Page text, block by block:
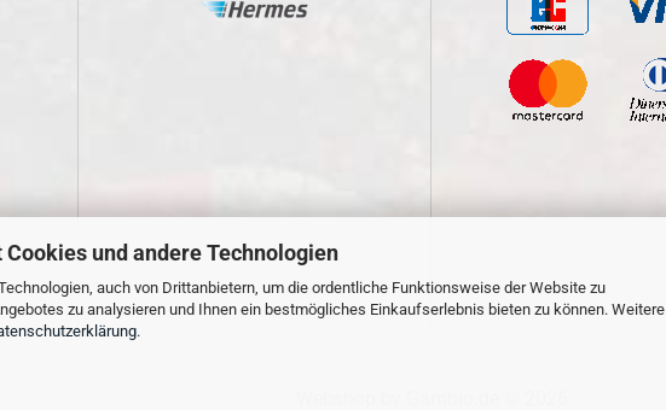
und andere Technologien
auch von Drittanbietern, um die ordentliche Funktionsweise der Website zu
zu analysieren und Ihnen ein bestmögliches Einkaufserlebnis bieten zu können. Weitere
.